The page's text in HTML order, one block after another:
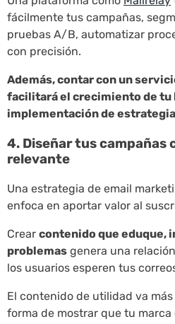
fácilmente tus campañas,
pruebas A/B, automatizar
con precisión.
Además, contar con un
facilitará el crecimiento de tu
implementación de
4. Diseñar tus campañas
relevante
Una estrategia de email
enfoca en aportar valor al
Crear contenido que eduque,
problemas genera una
los usuarios esperen tus
El contenido de utilidad va
forma de mostrar que tu